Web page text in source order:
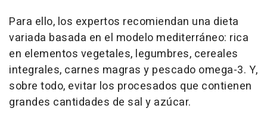
Para ello, los expertos recomiendan una dieta
variada basada en el modelo mediterráneo: rica
en elementos vegetales, legumbres, cereales
integrales, carnes magras y pescado omega-3. Y,
sobre todo, evitar los procesados que contienen
grandes cantidades de sal y azúcar.